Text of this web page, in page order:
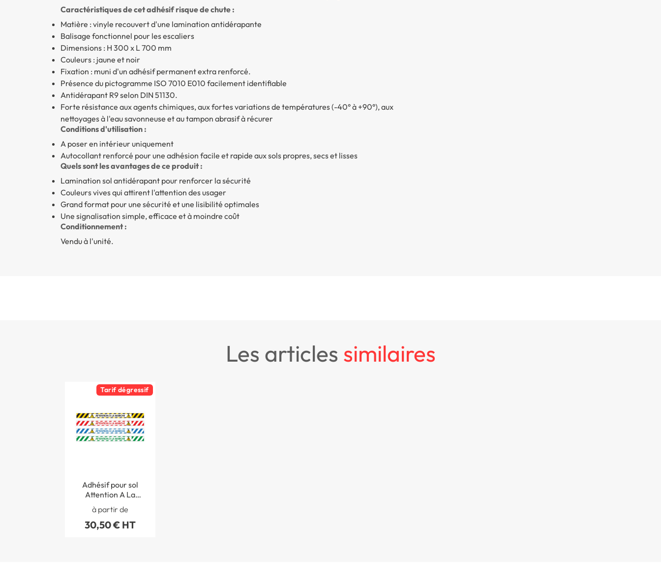
Caractéristiques de cet adhésif risque de chute :
Matière : vinyle recouvert d'une lamination antidérapante
Balisage fonctionnel pour les escaliers
Dimensions : H 300 x L 700 mm
Couleurs : jaune et noir
Fixation : muni d'un adhésif permanent extra renforcé.
Présence du pictogramme ISO 7010 E010 facilement identifiable
Antidérapant R9 selon DIN 51130.
Forte résistance aux agents chimiques, aux fortes variations de températures (-40° à +90°), aux
nettoyages à l'eau savonneuse et au tampon abrasif à récurer
Conditions d'utilisation :
A poser en intérieur uniquement
Autocollant renforcé pour une adhésion facile et rapide aux sols propres, secs et lisses
Quels sont les avantages de ce produit :
Lamination sol antidérapant pour renforcer la sécurité
Couleurs vives qui attirent l'attention des usager
Grand format pour une sécurité et une lisibilité optimales
Une signalisation simple, efficace et à moindre coût
Conditionnement :
Vendu à l'unité.
les articles similaires
Tarif dégressif
Adhésif pour sol
Attention A La
Marche
à partir de
30,50 € HT